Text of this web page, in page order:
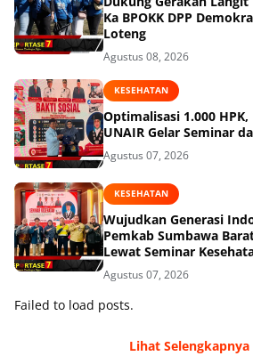
Ka BPOKK DPP
Loteng
Agustus 08, 2026
KESEHATAN
Optimalisasi 1.000 HPK,
UNAIR Gelar Seminar
Agustus 07, 2026
KESEHATAN
Wujudkan Generasi
Pemkab Sumbawa
Lewat Seminar
Agustus 07, 2026
Failed to load posts.
Lihat Selengkapnya